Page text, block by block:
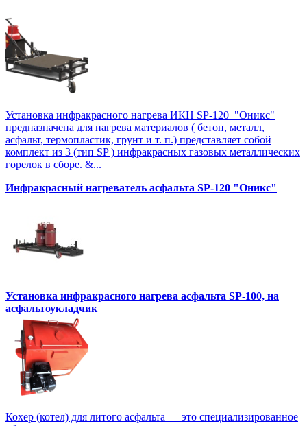
Установка инфракрасного нагрева ИКН SP-120 "Оникс"
предназначена для нагрева материалов ( бетон, металл,
асфальт, термопластик, грунт и т. п.) представляет собой
комплект из 3 (тип SP ) инфракрасных газовых металлических
горелок в сборе. &...
Инфракрасный нагреватель асфальта SP-120 "Оникс"
Установка инфракрасного нагрева асфальта SP-100, на
асфальтоукладчик
Кохер (котел) для литого асфальта — это специализированное